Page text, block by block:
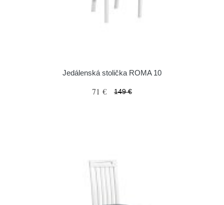
Jedálenská stolička ROMA 10
71 € 149 €